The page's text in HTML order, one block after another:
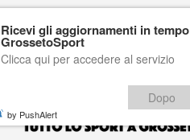
Ricevi gli aggiornamenti in
GrossetoSport
Clicca qui per accedere al servizio
Dopo
by PushAlert